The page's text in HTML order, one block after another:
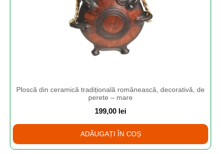
Ploscă din ceramică tradițională românească, decorativă, de
perete – mare
199,00 lei
ADĂUGAȚI ÎN COȘ